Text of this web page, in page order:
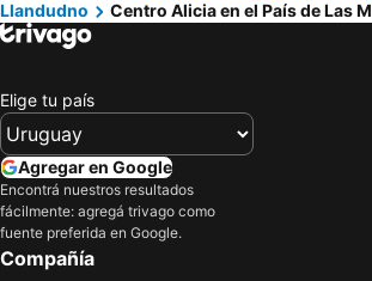
Craft Fair
Llandudno Ski
Muelle de Llandudno
Llandudno
North Shore Beach
Conwy Suspension Bridge
Zip World
Snowdon Mountain Railway
Harrogate Flower Show
Llandudno
Centro Alicia en el País de Las
Elige tu país
Agregar en Google
Encontrá nuestros resultados
fácilmente: agregá trivago como
fuente preferida en Google.
Compañía